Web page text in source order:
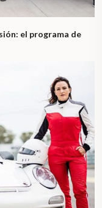
el programa de